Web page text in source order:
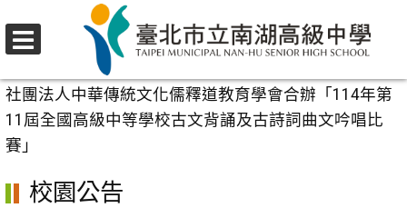
至
要
內
容
校園公告
社團法人中華傳統文化儒釋道教育學會合辦「114年第
11屆全國高級中等學校古文背誦及古詩詞曲文吟唱比
賽」
校園公告
選
單